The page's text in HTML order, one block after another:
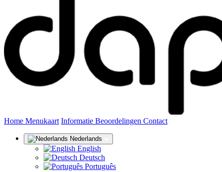
Home (huidige)
Menukaart Informatie Beoordelingen Contact
Nederlands
English
Deutsch
Português